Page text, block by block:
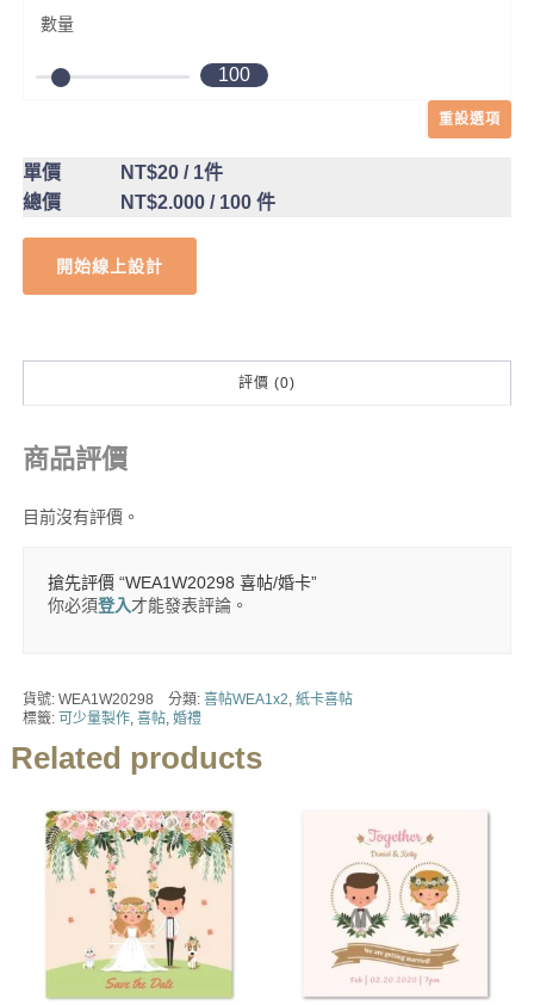
數量
100
重設選項
單價 NT$20/ 1件
總價
NT$2.000/ 100 件
開始線上設計
評價 (0)
商品評價
目前沒有評價。
搶先評價 “WEA1W20298 喜帖/婚卡”
你必須登入才能發表評論。
貨號: WEA1W20298 分類: 喜帖WEA1x2 紙卡喜帖
標籤: 可少量製作, 喜帖, 婚禮
Related products